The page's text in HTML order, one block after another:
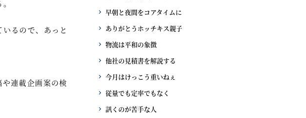
るので、あっと
連載企画案の検
早朝と夜間をコアタイムに
ありがとうホッチキス親子
物流は平和の象徴
他社の見積書を解説する
今月はけっこう重いねぇ
従量でも定率でもなく
訊くのが苦手な人